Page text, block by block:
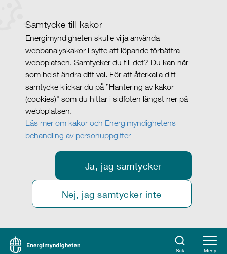
Samtycke till kakor
Energimyndigheten skulle vilja använda
webbanalyskakor i syfte att löpande förbättra
webbplatsen. Samtycker du till det? Du kan när
som helst ändra ditt val. För att återkalla ditt
samtycke klickar du på ”Hantering av kakor
(cookies)" som du hittar i sidfoten längst ner på
webbplatsen.
Läs mer om kakor och Energimyndighetens
behandling av personuppgifter
Ja, jag samtycker
Nej, jag samtycker inte
Sök Meny